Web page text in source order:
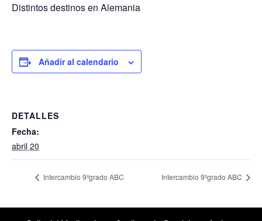
Distintos destinos en Alemania
Añadir al calendario
DETALLES
Fecha:
abril 20
Intercambio 9ºgrado ABC Intercambio 9ºgrado ABC